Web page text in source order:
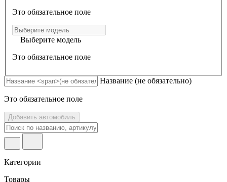
Это обязательное поле
Выберите модель
Это обязательное поле
Название (не обязательно)
Это обязательное поле
Добавить автомобиль
Категории
Товары